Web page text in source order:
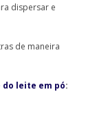
dispersar e
de maneira
leite em pó: